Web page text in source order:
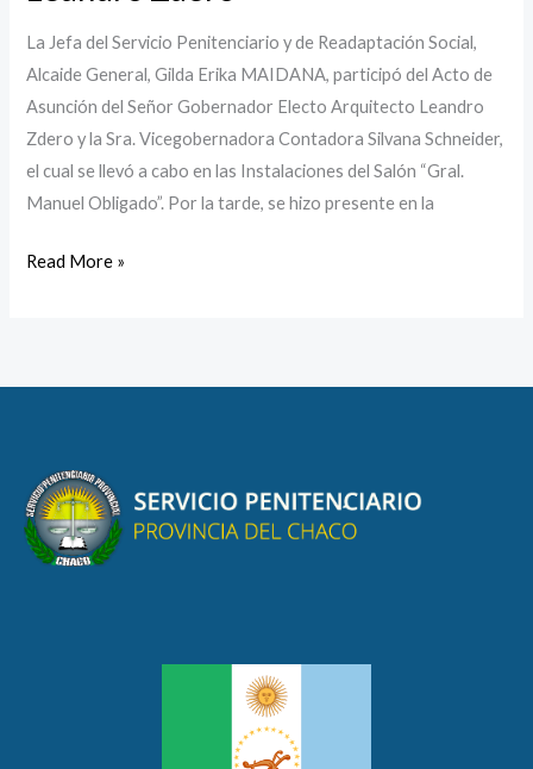
La Jefa del Servicio Penitenciario y de Readaptación Social,
Alcaide General, Gilda Erika MAIDANA, participó del Acto de
Asunción del Señor Gobernador Electo Arquitecto Leandro
Zdero y la Sra. Vicegobernadora Contadora Silvana Schneider,
el cual se llevó a cabo en las Instalaciones del Salón “Gral.
Manuel Obligado”. Por la tarde, se hizo presente en la
Read More »